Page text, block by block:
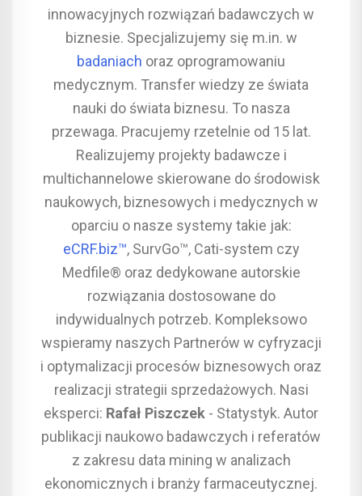
innowacyjnych rozwiązań badawczych w
biznesie. Specjalizujemy się m.in. w
badaniach oraz oprogramowaniu
medycznym. Transfer wiedzy ze świata
nauki do świata biznesu. To nasza
przewaga. Pracujemy rzetelnie od 15 lat.
Realizujemy projekty badawcze i
multichannelowe skierowane do środowisk
naukowych, biznesowych i medycznych w
oparciu o nasze systemy takie jak:
eCRF.biz™, SurvGo™, Cati-system czy
Medfile® oraz dedykowane autorskie
rozwiązania dostosowane do
indywidualnych potrzeb. Kompleksowo
wspieramy naszych Partnerów w cyfryzacji
i optymalizacji procesów biznesowych oraz
realizacji strategii sprzedażowych. Nasi
eksperci: Rafał Piszczek - Statystyk. Autor
publikacji naukowo badawczych i referatów
z zakresu data mining w analizach
ekonomicznych i branży farmaceutycznej.